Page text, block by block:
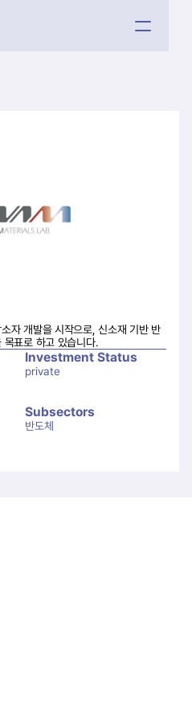
자 개발을 시작으로, 신소재 기반 반
목표로 하고 있습니다.
Investment Status
private
Subsectors
반도체